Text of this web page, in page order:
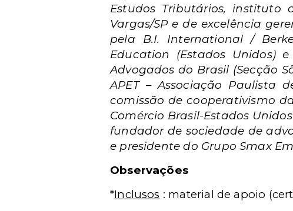
Estudos Tributários, instituto
Vargas/SP e de excelência
pela B.I. International /
Education (Estados Unidos)
Advogados do Brasil (Secção
APET – Associação Paulista
comissão de cooperativismo
Comércio Brasil-Estados
fundador de sociedade de
e presidente do Grupo Smax
Observações
*Inclusos : material de apoio